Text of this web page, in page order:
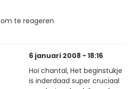
om te reageren
6 januari 2008 - 18:16
Hoi chantal, Het beginstukje
is inderdaad super cruciaal